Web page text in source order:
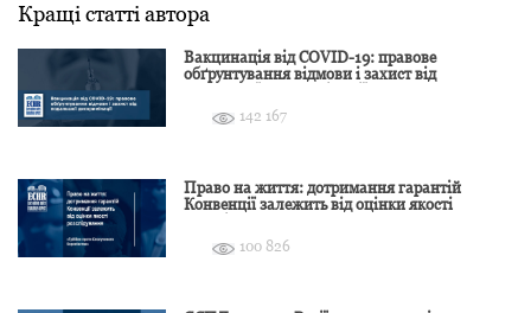
Кращі статті автора
Вакцинація від COVID-19: правове
обґрунтування відмови і захист від
142 167
Право на життя: дотримання гарантій
Конвенції залежить від оцінки якості
100 826